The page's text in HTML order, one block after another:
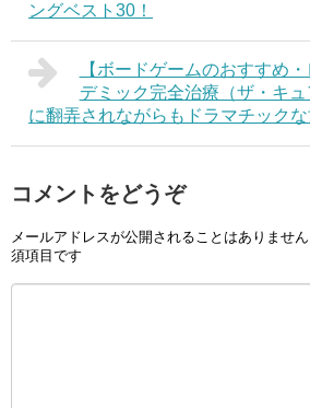
ングベスト30！
【ボードゲームのおすすめ
デミック完全治療（ザ・キ
に翻弄されながらもドラマチック
コメントをどうぞ
メールアドレスが公開されることはありません
須項目です